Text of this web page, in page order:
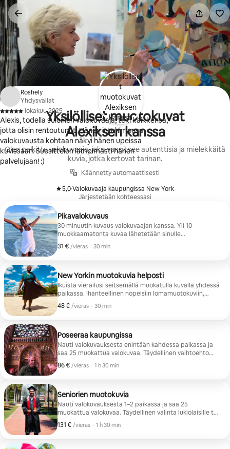
Jätä
sisältö
väliin
Yksilölliset muotokuvat
Alexiksen kanssa
Olen palkittu valokuvaaja, joka vangitsee autenttisia ja mielekkäitä
kuvia, jotka kertovat tarinan.
Käännetty automaattisesti
5,0
, ·Valokuvaaja kaupungissa New York
Järjestetään kohteessasi
Pikavalokuvaus
30 minuutin kuvaus valokuvaajan kanssa. Yli 10
muokkaamatonta kuvaa lähetetään sinulle
sähköpostitse hintaan 35 USD henkilöä kohti.
31 € /vieras
31 € vierasta kohti
, · 30 min
New Yorkin muotokuvia helposti
Ikuista vierailusi seitsemällä muokatulla kuvalla yhdessä
paikassa. Ihanteellinen nopeisiin lomamuotokuviin,
yksin matkustaville ja pariskunnille.
48 € /vieras
48 € vierasta kohti
, · 30 min
Poseeraa kaupungissa
Nauti valokuvauksesta enintään kahdessa paikassa ja
saa 25 muokattua valokuvaa. Täydellinen vaihtoehto
nopeisiin lomamuotokuviin, yksin matkustaville,
pariskunnille ja matkablogaajille.
86 € /vieras
86 € vierasta kohti
, · 1 h 30 min
Seniorien muotokuvia
Nauti valokuvauksesta 1–2 paikassa ja saa 25
muokattua valokuvaa. Täydellinen valinta lukiolaisille tai
yliopisto-opiskelijoille, jotka haluavat juhlia tärkeää
hetkeään valmistujaiskauden aikana!
131 € /vieras
131 € vierasta kohti
, · 1 h 30 min
Roshely
Yhdysvallat
,
·lokakuu 2025
Alexis, todella suloinen valokuvaaja, teki kaikkensa,
jotta olisin rentoutunut. Hänen intohimonsa
valokuvausta kohtaan näkyi hänen upeissa
kuvissaan. Suosittelen lämpimästi hänen
palvelujaan! :)